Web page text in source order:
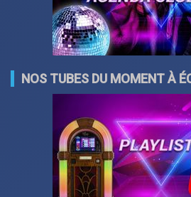
NOS TUBES DU MOMENT À